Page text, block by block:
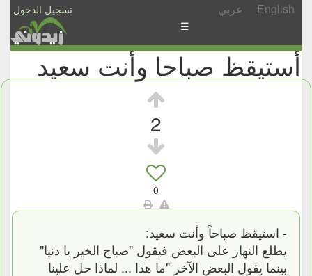
تسجيل الدخول عربي English
الأخبار
الأسئلة
☰
أستيقظ صباحا وأنت سعيد
2
0
- استيقظ صباحاً وأنت سعيد:
يطلع النهار على البعض فيقول "صباح الخير يا دنيا"
بينما يقول البعض الآخر "ما هذا ... لماذا حل علينا